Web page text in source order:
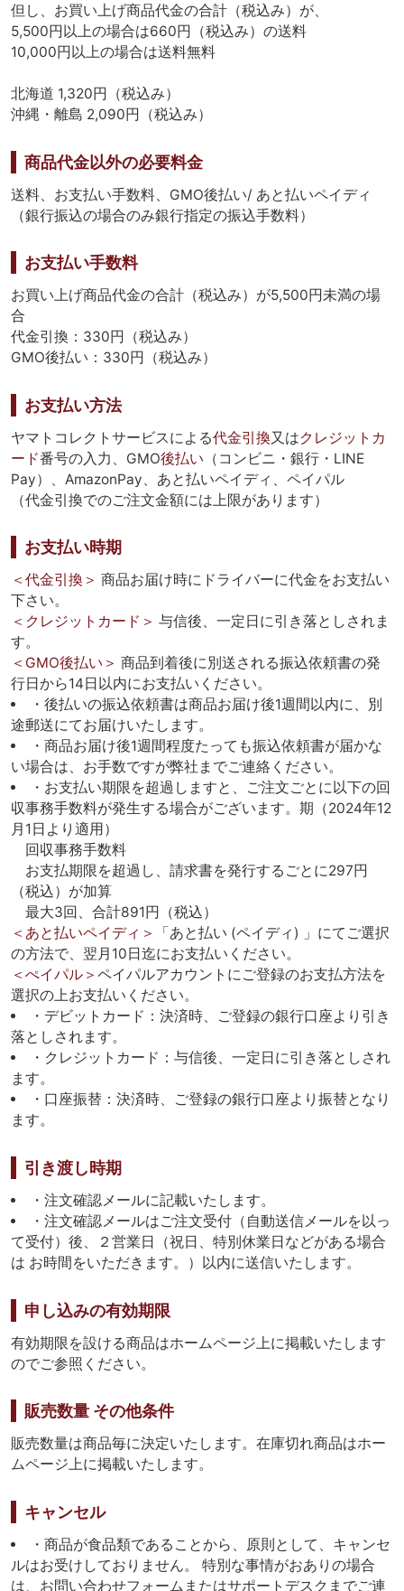
但し、お買い上げ商品代金の合計（税込み）が、
5,500円以上の場合は660円（税込み）の送料
10,000円以上の場合は送料無料
北海道 1,320円（税込み）
沖縄・離島 2,090円（税込み）
商品代金以外の必要料金
送料、お支払い手数料、GMO後払い/ あと払いペイディ
（銀行振込の場合のみ銀行指定の振込手数料）
お支払い手数料
お買い上げ商品代金の合計（税込み）が5,500円未満の場
合
代金引換：330円（税込み）
GMO後払い：330円（税込み）
お支払い方法
ヤマトコレクトサービスによる代金引換又はクレジットカ
ード番号の入力、GMO後払い （コンビニ・銀行・LINE
Pay）、AmazonPay、あと払いペイディ、ペイパル
（代金引換でのご注文金額には上限があります）
お支払い時期
＜代金引換＞ 商品お届け時にドライバーに代金をお支払い
下さい。
＜クレジットカード＞ 与信後、一定日に引き落としされま
す。
＜GMO後払い＞ 商品到着後に別送される振込依頼書の発
行日から14日以内にお支払いください。
・後払いの振込依頼書は商品お届け後1週間以内に、別
途郵送にてお届けいたします。
・商品お届け後1週間程度たっても振込依頼書が届かな
い場合は、お手数ですが弊社までご連絡ください。
・お支払い期限を超過しますと、ご注文ごとに以下の回
収事務手数料が発生する場合がございます。期（2024年12
月1日より適用）
回収事務手数料
お支払期限を超過し、請求書を発行するごとに297円
（税込）が加算
最大3回、合計891円（税込）
＜あと払いペイディ＞
「あと払い (ペイディ) 」にてご選択
の方法で、翌月10日迄にお支払いください。
＜ぺイパル＞ ペイパルアカウントにご登録のお支払方法を
選択の上お支払いください。
・デビットカード：決済時、ご登録の銀行口座より引き
落としされます。
・クレジットカード：与信後、一定日に引き落としされ
ます。
・口座振替：決済時、ご登録の銀行口座より振替となり
ます。
引き渡し時期
・注文確認メールに記載いたします。
・注文確認メールはご注文受付（自動送信メールを以っ
て受付）後、２営業日（祝日、特別休業日などがある場合
は お時間をいただきます。）以内に送信いたします。
申し込みの有効期限
有効期限を設ける商品はホームページ上に掲載いたします
のでご参照ください。
販売数量 その他条件
販売数量は商品毎に決定いたします。在庫切れ商品はホー
ムページ上に掲載いたします。
キャンセル
・商品が食品類であることから、原則として、キャンセ
ルはお受けしておりません。 特別な事情がおありの場合
は、お問い合わせフォームまたはサポートデスクまでご連